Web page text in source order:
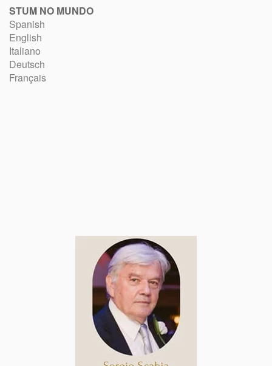
STUM NO MUNDO
Spanish
English
Italiano
Deutsch
Français